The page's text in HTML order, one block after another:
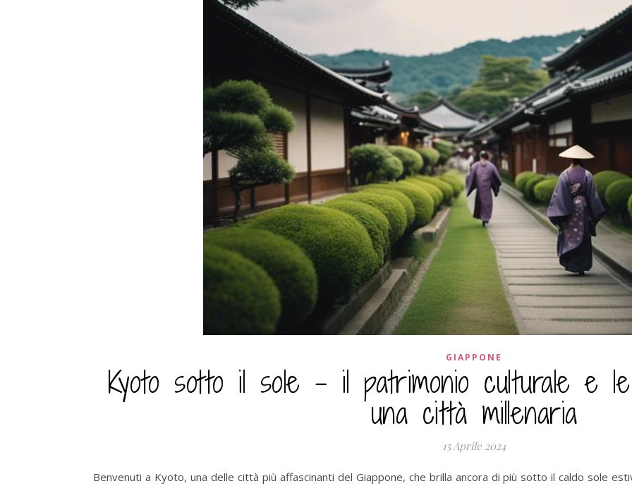
GIAPPONE
Kyoto sotto il sole – il patrimonio culturale e
una città millenaria
15 Aprile 2024
Benvenuti a Kyoto, una delle città più affascinanti del Giappone, che brilla ancora di più sotto il caldo sole